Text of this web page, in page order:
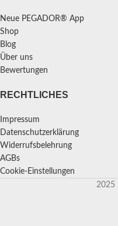
Neue PEGADOR® App
Shop
Blog
Über uns
Bewertungen
RECHTLICHES
Impressum
Datenschutzerklärung
Widerrufsbelehrung
AGBs
Cookie-Einstellungen
2025